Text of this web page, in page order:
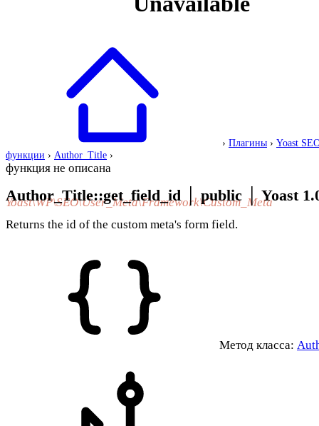
› Плагины › Yoast
функции › Author_Title ›
функция не описана
Yoast\WP\SEO\User_Meta\Framework\Custom_Meta
Author_Title::get_field_id │public │ Yoast
Returns the id of the custom meta's form field.
Метод класса: